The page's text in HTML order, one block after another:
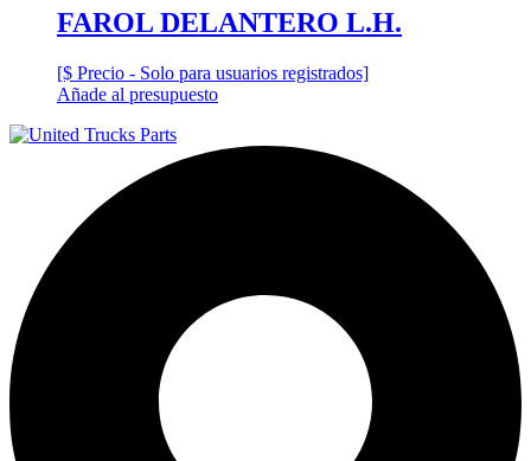
FAROL DELANTERO L.H.
[$ Precio - Solo para usuarios registrados]
Añade al presupuesto